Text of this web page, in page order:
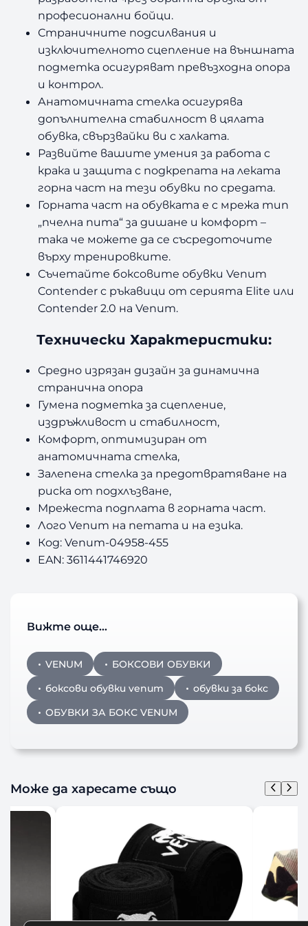
професионални бойци.
Страничните подсилвания и
изключителното сцепление на външната
подметка осигуряват превъзходна опора
и контрол.
Анатомичната стелка осигурява
допълнителна стабилност в цялата
обувка, свързвайки ви с халката.
Развийте вашите умения за работа с
крака и защита с подкрепата на леката
горна част на тези обувки по средата.
Горната част на обувката е с мрежа тип
„пчелна пита“ за дишане и комфорт –
така че можете да се съсредоточите
върху тренировките.
Съчетайте боксовите обувки Venum
Contender с ръкавици от серията Elite или
Contender 2.0 на Venum.
Технически Характеристики:
Средно изрязан дизайн за динамична
странична опора
Гумена подметка за сцепление,
издръжливост и стабилност,
Комфорт, оптимизиран от
анатомичната стелка,
Залепена стелка за предотвратяване на
риска от подхлъзване,
Мрежеста подплата в горната част.
Лого Venum на петата и на езика.
Код: Venum-04958-455
EAN: 3611441746920
Вижте още…
VENUM
БОКСОВИ ОБУВКИ
боксови обувки venum
обувки за бокс
ОБУВКИ ЗА БОКС VENUM
Може да харесате също